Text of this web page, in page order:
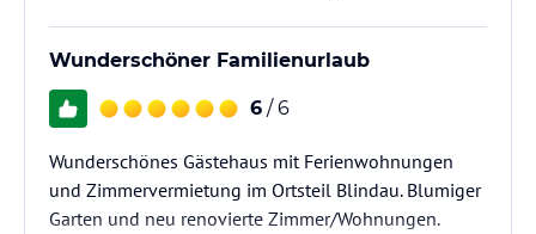
Wunderschöner Familienurlaub
6 / 6
Wunderschönes Gästehaus mit Ferienwohnungen
und Zimmervermietung im Ortsteil Blindau. Blumiger
Garten und neu renovierte Zimmer/Wohnungen.